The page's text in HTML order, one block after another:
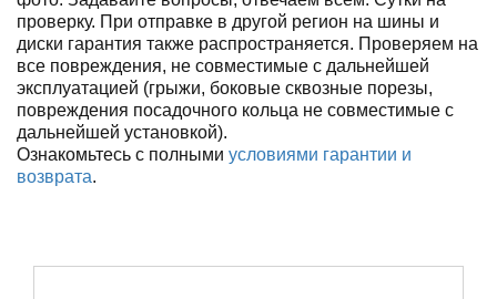
проверку. При отправке в другой регион на шины и
диски гарантия также распространяется. Проверяем на
все повреждения, не совместимые с дальнейшей
эксплуатацией (грыжи, боковые сквозные порезы,
повреждения посадочного кольца не совместимые с
дальнейшей установкой).
Ознакомьтесь с полными условиями гарантии и
возврата.